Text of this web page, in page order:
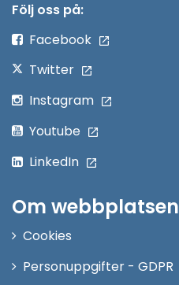
Följ oss på:
Facebook
Twitter
Instagram
Youtube
LinkedIn
Om webbplatsen
Cookies
Personuppgifter - GDPR